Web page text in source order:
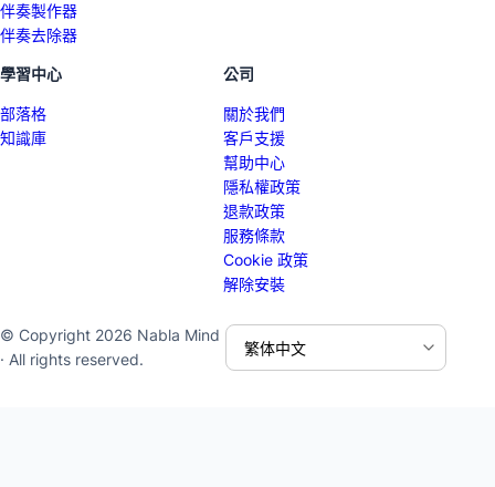
伴奏製作器
伴奏去除器
學習中心
部落格
知識庫
公司
關於我們
客戶支援
幫助中心
隱私權政策
退款政策
服務條款
Cookie 政策
解除安裝
© Copyright 2026 Nabla Mind
· All rights reserved.